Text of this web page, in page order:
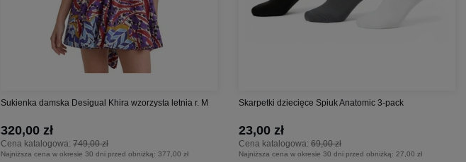
Sukienka damska Desigual Khira wzorzysta letnia r. M
Cena katalogowa: 749,00 zł
320,00 zł
Najniższa cena w okresie 30 dni przed obniżką: 377,00 zł
Skarpetki dziecięce Spiuk Anatomic 3-pack
Cena katalogowa: 69,00 zł
23,00 zł
Najniższa cena w okresie 30 dni przed obniżką: 27,00 zł